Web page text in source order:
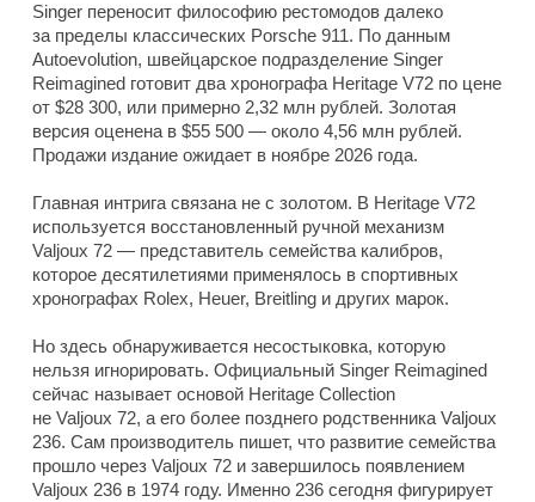
Singer переносит философию рестомодов далеко
за пределы классических Porsche 911. По данным
Autoevolution, швейцарское подразделение Singer
Reimagined готовит два хронографа Heritage V72 по цене
от $28 300, или примерно 2,32 млн рублей. Золотая
версия оценена в $55 500 — около 4,56 млн рублей.
Продажи издание ожидает в ноябре 2026 года.
Главная интрига связана не с золотом. В Heritage V72
используется восстановленный ручной механизм
Valjoux 72 — представитель семейства калибров,
которое десятилетиями применялось в спортивных
хронографах Rolex, Heuer, Breitling и других марок.
Но здесь обнаруживается несостыковка, которую
нельзя игнорировать. Официальный Singer Reimagined
сейчас называет основой Heritage Collection
не Valjoux 72, а его более позднего родственника Valjoux
236. Сам производитель пишет, что развитие семейства
прошло через Valjoux 72 и завершилось появлением
Valjoux 236 в 1974 году. Именно 236 сегодня фигурирует